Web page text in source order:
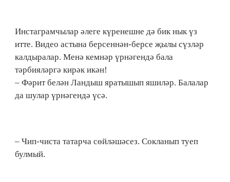
Инстаграмчылар әлеге күренешне дә бик нык үз
итте. Видео астына берсеннән-берсе җылы сүзләр
калдыралар. Менә кемнәр үрнәгендә бала
тәрбияләргә кирәк икән!
– Фәрит белән Ландыш яратышып яшиләр. Балалар
да шулар үрнәгендә үсә.
– Чип-чиста татарча сөйләшәсез. Сокланып туеп
булмый.